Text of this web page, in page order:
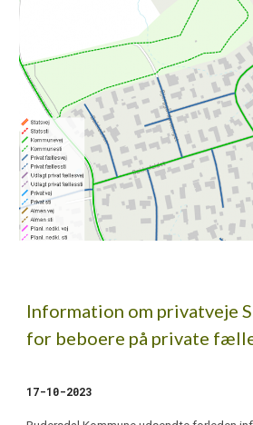
Information om privatveje
for beboere på private
17-10-2023